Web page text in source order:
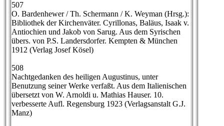
507
O. Bardenhewer / Th. Schermann / K. Weyman (Hrsg.):
Bibliothek der Kirchenväter. Cyrillonas, Baläus, Isaak v.
Antiochien und Jakob von Sarug. Aus dem Syrischen
übers. von P.S. Landersdorfer. Kempten & München
1912 (Verlag Josef Kösel)
508
Nachtgedanken des heiligen Augustinus, unter
Benutzung seiner Werke verfaßt. Aus dem Italienischen
übersetzt von W. Arnoldi u. Mathias Hauser. 10.
verbesserte Aufl. Regensburg 1923 (Verlagsanstalt G.J.
Manz)